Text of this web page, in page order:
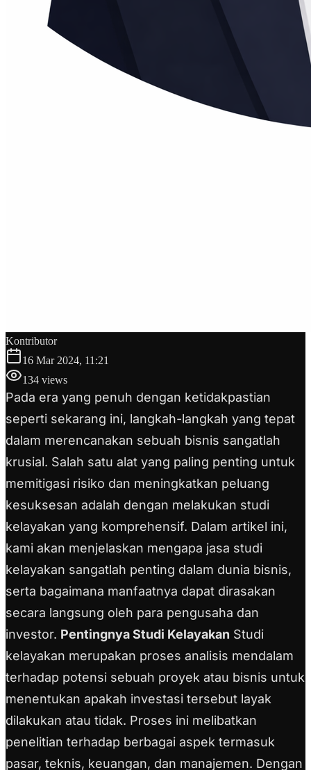
Kontributor
16 Mar 2024, 11:21
134 views
Pada era yang penuh dengan ketidakpastian
seperti sekarang ini, langkah-langkah yang tepat
dalam merencanakan sebuah bisnis sangatlah
krusial. Salah satu alat yang paling penting untuk
memitigasi risiko dan meningkatkan peluang
kesuksesan adalah dengan melakukan studi
kelayakan yang komprehensif. Dalam artikel ini,
kami akan menjelaskan mengapa jasa studi
kelayakan sangatlah penting dalam dunia bisnis,
serta bagaimana manfaatnya dapat dirasakan
secara langsung oleh para pengusaha dan
investor. Pentingnya Studi Kelayakan Studi
kelayakan merupakan proses analisis mendalam
terhadap potensi sebuah proyek atau bisnis untuk
menentukan apakah investasi tersebut layak
dilakukan atau tidak. Proses ini melibatkan
penelitian terhadap berbagai aspek termasuk
pasar, teknis, keuangan, dan manajemen. Dengan